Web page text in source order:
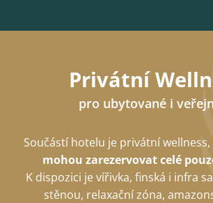
Privátní
pro ubytované i
Součástí hotelu je privátní wellness,
mohou zarezervovat celé
K dispozici je vířivka, finská i infra
stěnou, relaxační zóna,